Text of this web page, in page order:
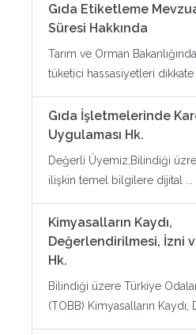
Gıda Etiketleme
Süresi Hakkında
Tarım ve Orman
tüketici hassasiyetleri dikkate
Gıda İşletmelerinde
Uygulaması Hk.
Değerli Üyemiz;Bilindiği
ilişkin temel bilgilere dijital ...
Kimyasalların Kaydı,
Değerlendirilmesi, İzni
Hk.
Bilindiği üzere Türkiye
(TOBB) Kimyasalların Kaydı,